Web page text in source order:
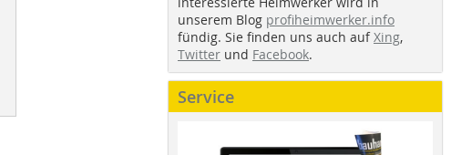
unserem Blog profiheimwerker.info
fündig. Sie finden uns auch aufXing,
Twitter und Facebook.
Service